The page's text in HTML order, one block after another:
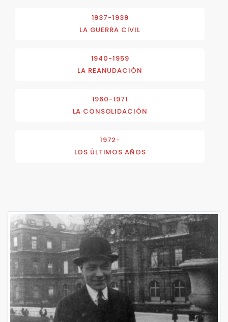
1937-1939
LA GUERRA CIVIL
1940-1959
LA REANUDACIÓN
1960-1971
LA CONSOLIDACIÓN
1972-
LOS ÚLTIMOS AÑOS